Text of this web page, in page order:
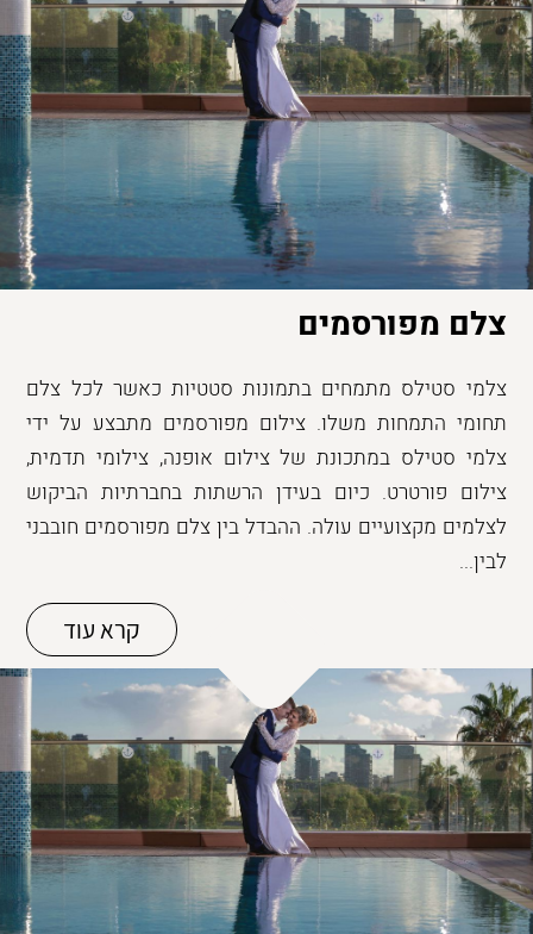
צלם מפורסמים
צלמי סטילס מתמחים בתמונות סטטיות כאשר לכל צלם
תחומי התמחות משלו. צילום מפורסמים מתבצע על ידי
צלמי סטילס במתכונת של צילום אופנה, צילומי תדמית,
צילום פורטרט. כיום בעידן הרשתות בחברתיות הביקוש
לצלמים מקצועיים עולה. ההבדל בין צלם מפורסמים חובבני
לבין...
קרא עוד